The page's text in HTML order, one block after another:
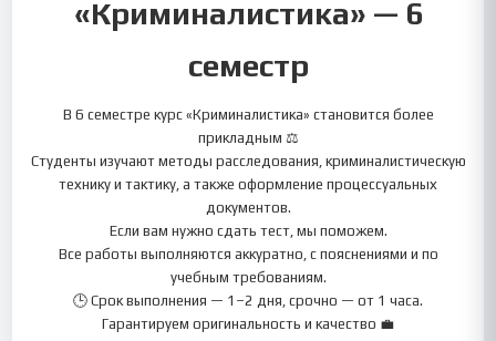
«Криминалистика» — 6
семестр
В 6 семестре курс «Криминалистика» становится более
прикладным ⚖️
Студенты изучают методы расследования, криминалистическую
технику и тактику, а также оформление процессуальных
документов.
Если вам нужно сдать тест, мы поможем.
Все работы выполняются аккуратно, с пояснениями и по
учебным требованиям.
🕒 Срок выполнения — 1–2 дня, срочно — от 1 часа.
Гарантируем оригинальность и качество 💼